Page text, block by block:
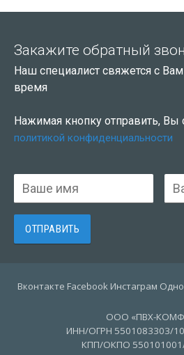
Закажите обратный
Наш специалист свяжется с
время
Нажимая кнопку отправить, Вы
политикой конфиденциальности
Вконтакте Facebook Инстаграм
ООО «ПВХ-
ИНН/ОГРН 5501083303/
КПП/ОКПО